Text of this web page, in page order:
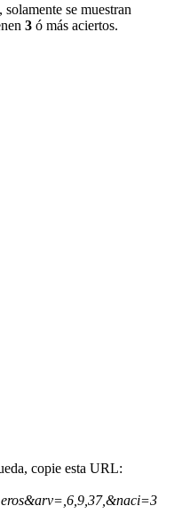
, solamente se muestran
3 ó más aciertos.
copie esta URL: